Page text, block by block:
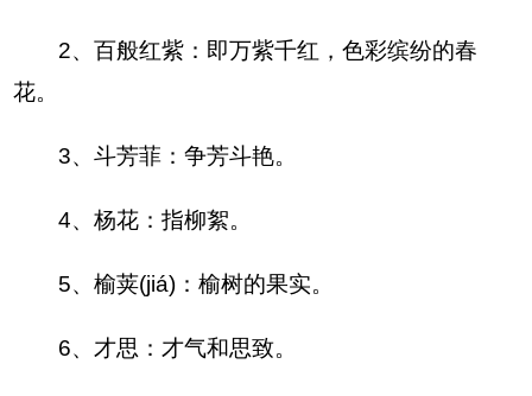
2、百般红紫：即万紫千红，色彩缤纷的春
花。
3、斗芳菲：争芳斗艳。
4、杨花：指柳絮。
5、榆荚(jiá)：榆树的果实。
6、才思：才气和思致。